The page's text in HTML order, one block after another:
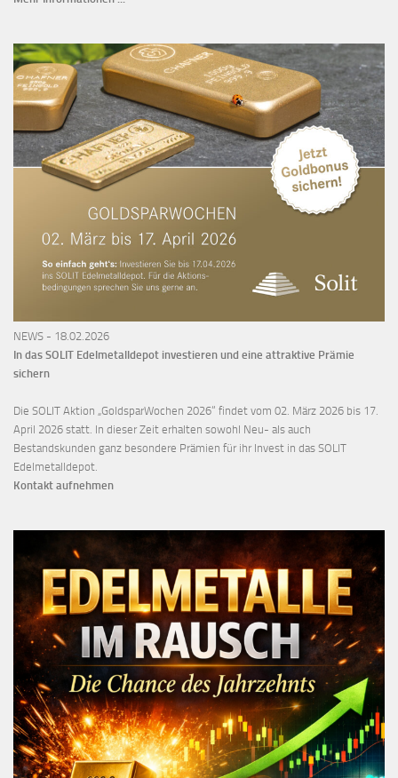
NEWS - 18.02.2026
In das SOLIT Edelmetalldepot investieren und eine attraktive Prämie
sichern
Die SOLIT Aktion „GoldsparWochen 2026“ findet vom 02. März 2026 bis 17.
April 2026 statt. In dieser Zeit erhalten sowohl Neu- als auch
Bestandskunden ganz besondere Prämien für ihr Invest in das SOLIT
Edelmetalldepot.
Kontakt aufnehmen